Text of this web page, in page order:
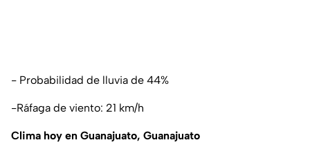
- Probabilidad de lluvia de 44%
-Ráfaga de viento: 21 km/h
Clima hoy en Guanajuato, Guanajuato